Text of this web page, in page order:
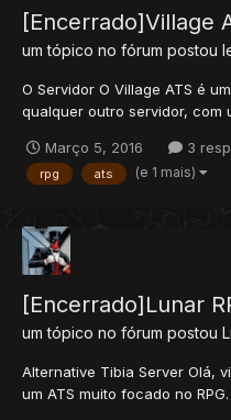
[Encerrado]Village
um tópico no fórum postou
O Servidor O Village ATS é
qualquer outro servidor, com
antes, montarias inovadoras
protocolo 10.41, pois é uma
Março 5, 2016 3
rpg ats (e 1 mais)
[Encerrado]Lunar
um tópico no fórum postou
Alternative Tibia Server Olá,
um ATS muito focado no